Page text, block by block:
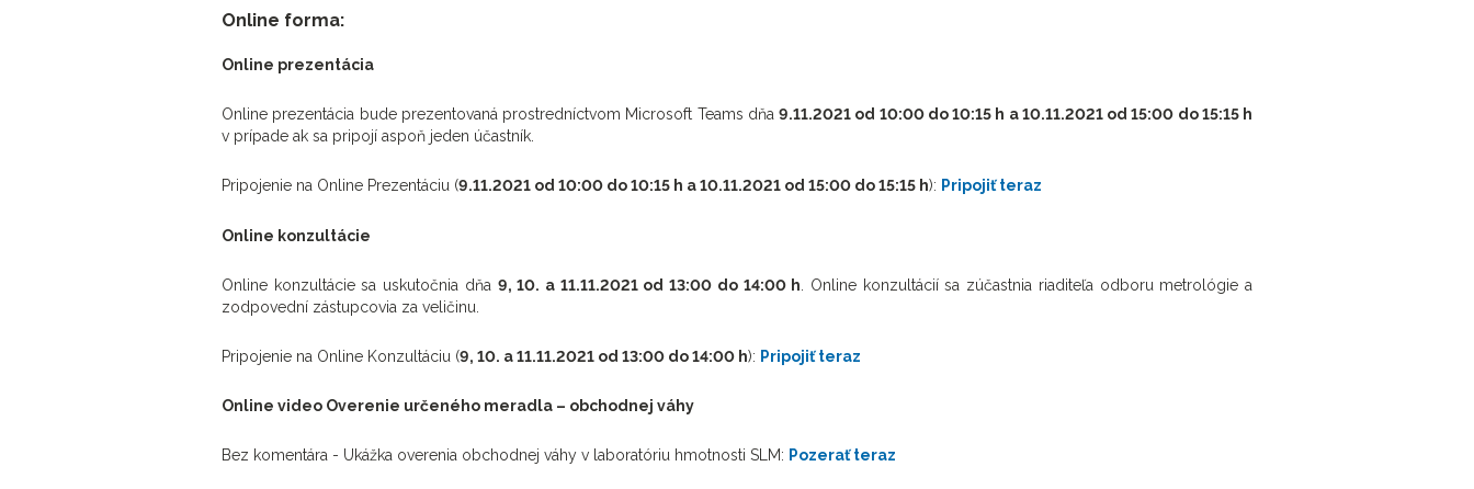
Online forma:
Online prezentácia
Online prezentácia bude prezentovaná prostredníctvom Microsoft Teams dňa 9.11.2021 od 10:00 do 10:15 h a 10.11.2021 od 15:00 do 15:15 h
v prípade ak sa pripojí aspoň jeden účastník.
Pripojenie na Online Prezentáciu (9.11.2021 od 10:00 do 10:15 h a 10.11.2021 od 15:00 do 15:15 h): Pripojiť teraz
Online konzultácie
Online konzultácie sa uskutočnia dňa 9, 10. a 11.11.2021 od 13:00 do 14:00 h . Online konzultácií sa zúčastnia riaditeľa odboru metrológie a
zodpovední zástupcovia za veličinu.
Pripojenie na Online Konzultáciu (9, 10. a 11.11.2021 od 13:00 do 14:00 h): Pripojiť teraz
Online video Overenie určeného meradla – obchodnej váhy
Bez komentára - Ukážka overenia obchodnej váhy v laboratóriu hmotnosti SLM: Pozerať teraz